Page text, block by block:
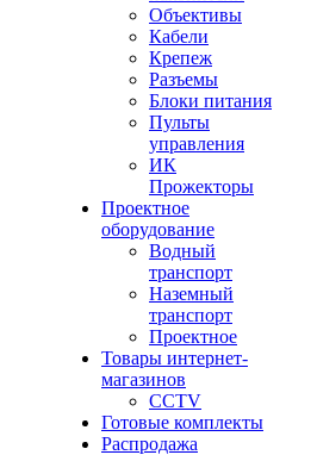
Объективы
Кабели
Крепеж
Разъемы
Блоки питания
Пульты
управления
ИК
Прожекторы
Проектное
оборудование
Водный
транспорт
Наземный
транспорт
Проектное
Товары интернет-
магазинов
CCTV
Готовые комплекты
Распродажа